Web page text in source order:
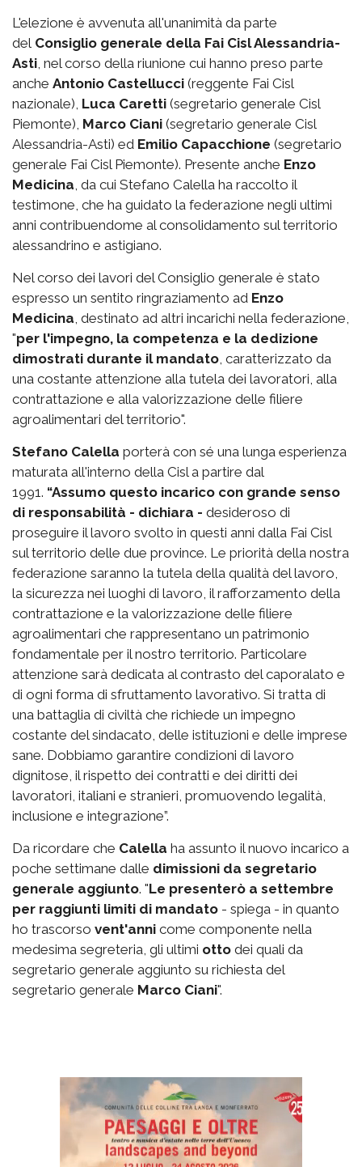
L'elezione è avvenuta all'unanimità da parte
del Consiglio generale della Fai Cisl Alessandria-
Asti , nel corso della riunione cui hanno preso parte
anche Antonio Castellucci (reggente Fai Cisl
nazionale), Luca Caretti (segretario generale Cisl
Piemonte), Marco Ciani (segretario generale Cisl
Alessandria-Asti) ed Emilio Capacchione (segretario
generale Fai Cisl Piemonte). Presente anche Enzo
Medicina , da cui Stefano Calella ha raccolto il
testimone, che ha guidato la federazione negli ultimi
anni contribuendome al consolidamento sul territorio
alessandrino e astigiano.
Nel corso dei lavori del Consiglio generale è stato
espresso un sentito ringraziamento ad Enzo
Medicina , destinato ad altri incarichi nella federazione,
"per l'impegno, la competenza e la dedizione
dimostrati durante il mandato , caratterizzato da
una costante attenzione alla tutela dei lavoratori, alla
contrattazione e alla valorizzazione delle filiere
agroalimentari del territorio".
Stefano Calella porterà con sé una lunga esperienza
maturata all'interno della Cisl a partire dal
1991. “Assumo questo incarico con grande senso
di responsabilità - dichiara - desideroso di
proseguire il lavoro svolto in questi anni dalla Fai Cisl
sul territorio delle due province. Le priorità della nostra
federazione saranno la tutela della qualità del lavoro,
la sicurezza nei luoghi di lavoro, il rafforzamento della
contrattazione e la valorizzazione delle filiere
agroalimentari che rappresentano un patrimonio
fondamentale per il nostro territorio. Particolare
attenzione sarà dedicata al contrasto del caporalato e
di ogni forma di sfruttamento lavorativo. Si tratta di
una battaglia di civiltà che richiede un impegno
costante del sindacato, delle istituzioni e delle imprese
sane. Dobbiamo garantire condizioni di lavoro
dignitose, il rispetto dei contratti e dei diritti dei
lavoratori, italiani e stranieri, promuovendo legalità,
inclusione e integrazione”.
Da ricordare che Calella ha assunto il nuovo incarico a
poche settimane dalle dimissioni da segretario
generale aggiunto. "Le presenterò a settembre
per raggiunti limiti di mandato - spiega - in quanto
ho trascorso vent'anni come componente nella
medesima segreteria, gli ultimi otto dei quali da
segretario generale aggiunto su richiesta del
segretario generale Marco Ciani".